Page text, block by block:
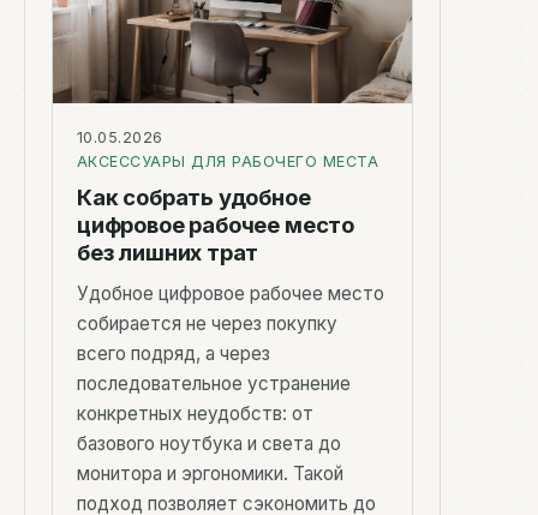
10.05.2026
АКСЕССУАРЫ ДЛЯ РАБОЧЕГО МЕСТА
Как собрать удобное
цифровое рабочее место
без лишних трат
Удобное цифровое рабочее место
собирается не через покупку
всего подряд, а через
последовательное устранение
конкретных неудобств: от
базового ноутбука и света до
монитора и эргономики. Такой
подход позволяет сэкономить до